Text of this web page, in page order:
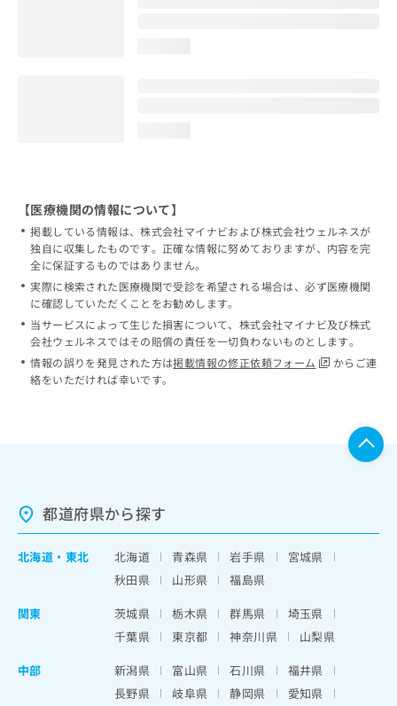
【医療機関の情報について】
掲載している情報は、株式会社マイナビおよび株式会社ウェルネスが
独自に収集したものです。正確な情報に努めておりますが、内容を完
全に保証するものではありません。
実際に検索された医療機関で受診を希望される場合は、必ず医療機関
に確認していただくことをお勧めします。
当サービスによって生じた損害について、株式会社マイナビ及び株式
会社ウェルネスではその賠償の責任を一切負わないものとします。
情報の誤りを発見された方は掲載情報の修正依頼フォーム
からご連
絡をいただければ幸いです。
都道府県から探す
北海道 ・ 東北 北海道 青森県 岩手県
宮城県
秋田県
山形県
福島県
関東
茨城県 栃木県 群馬県
埼玉県
千葉県
東京都 神奈川県
山梨県
中部
新潟県 富山県 石川県
福井県
長野県
岐阜県 静岡県
愛知県